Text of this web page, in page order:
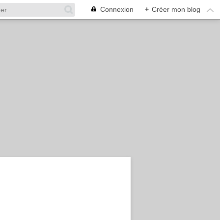
Connexion + Créer mon blog